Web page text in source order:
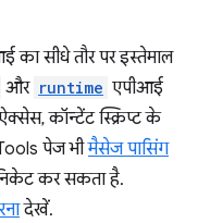
का सीधे तौर पर इस्तेमाल
और runtime एपीआई
कॉन्टेंट स्क्रिप्ट के
पेज भीमैसेज पासिंग
कर सकता है.
देखें.